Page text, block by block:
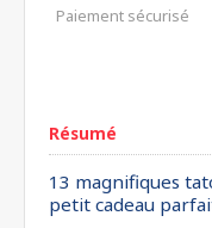
Paiement sécurisé
Résumé
13 magnifiques
petit cadeau